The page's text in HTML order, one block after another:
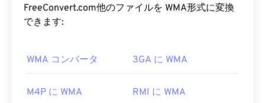
、WMA Lossless、WMA Voiceといったいくつか
のバージョンがアップデートされています。WMA
ればいいですか?
FreeConvert.com他のファイルを WMA形式に変換
できます:
WMA コンバータ 3GA に WMA
M4P に WMA RMI に WMA